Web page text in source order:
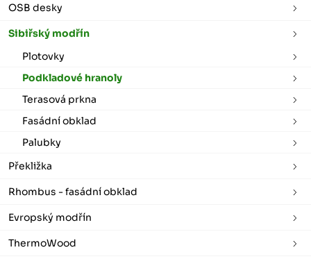
OSB desky
Sibiřský modřín
Plotovky
Podkladové hranoly
Terasová prkna
Fasádní obklad
Palubky
Překližka
Rhombus - fasádní obklad
Evropský modřín
ThermoWood